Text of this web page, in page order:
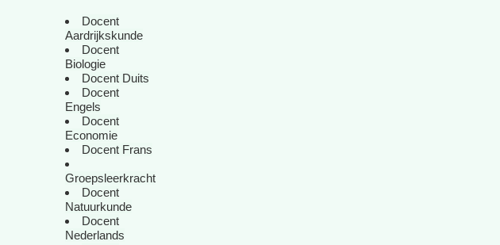
Docent
Aardrijkskunde
Docent
Biologie
Docent Duits
Docent
Engels
Docent
Economie
Docent Frans
Groepsleerkracht
Docent
Natuurkunde
Docent
Nederlands